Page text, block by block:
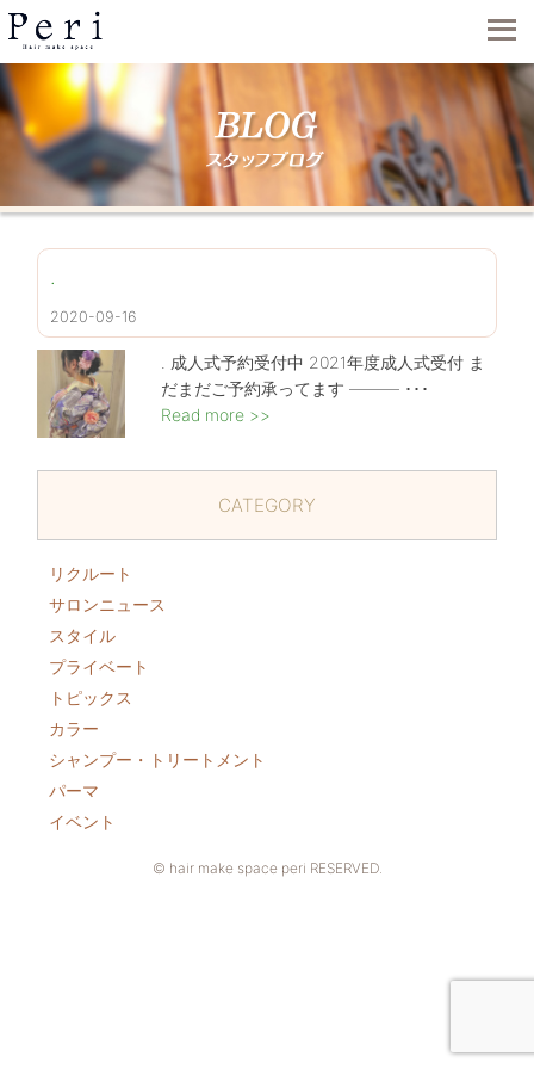
.
2020-09-16
. 成人式予約受付中 2021年度成人式受付 ま
だまだご予約承ってます ——— ･･･
Read more >>
CATEGORY
リクルート
サロンニュース
スタイル
プライベート
トピックス
カラー
シャンプー・トリートメント
パーマ
イベント
© hair make space peri RESERVED.